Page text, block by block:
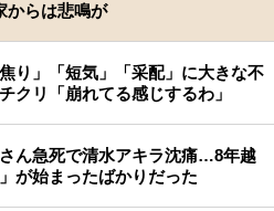
からは悲鳴が
り」「短気」「采配」に大きな不
クリ「崩れてる感じするわ」
ん急死で清水アキラ沈痛…8年越
が始まったばかりだった